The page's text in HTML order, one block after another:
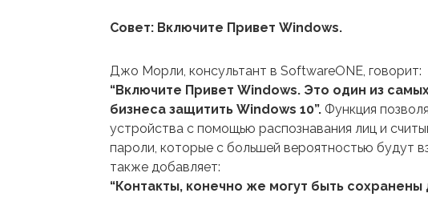
Совет: Включите Привет Windows.
Джо Морли, консультант в SoftwareONE, говорит:
“Включите Привет Windows. Это один из
бизнеса защитить Windows 10”. Функция
устройства с помощью распознавания лиц и
пароли, которые с большей вероятностью будут
также добавляет:
“Контакты, конечно же могут быть сохранены